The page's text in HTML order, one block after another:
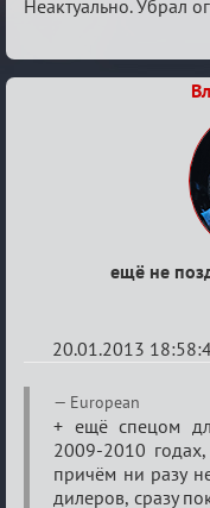
Неактуально. Убрал
ещё не
20.01.2013
Re:
Количество
вещей
при
European
+ ещё спецом
2009-2010
причём ни разу
дилеров, сразу